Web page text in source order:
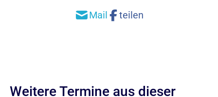
Weitere Termine aus dieser